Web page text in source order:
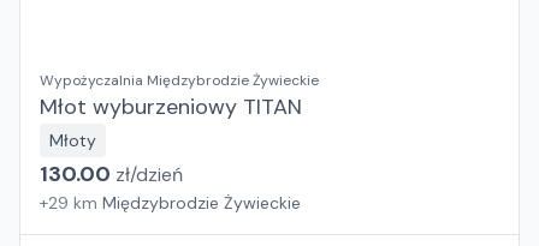
Wypożyczalnia Międzybrodzie Żywieckie
Młot wyburzeniowy TITAN
Młoty
130.00 zł/dzień
+29 km Międzybrodzie Żywieckie